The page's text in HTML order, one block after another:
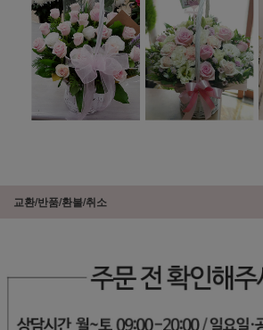
교환/반품/환불/취소